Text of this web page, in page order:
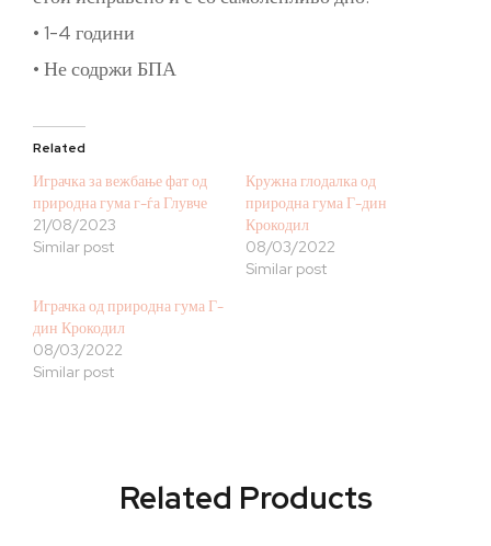
• 1-4 години
• Не содржи БПА
Related
Играчка за вежбање фат од
природна гума г-ѓа Глувче
21/08/2023
Similar post
Кружна глодалка од
природна гума Г-дин
Крокодил
08/03/2022
Similar post
Играчка од природна гума Г-
дин Крокодил
08/03/2022
Similar post
Related Products